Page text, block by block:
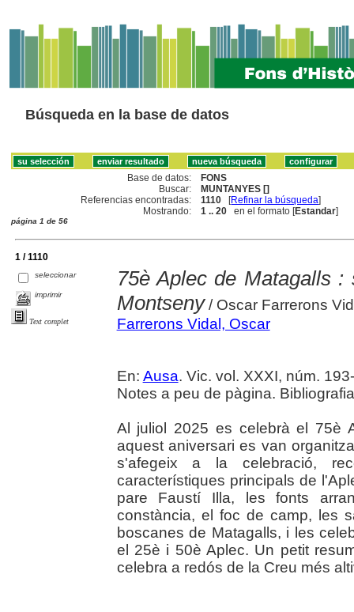
Búsqueda en la base de datos
Base de datos:
FONS
Buscar:
MUNTANYES []
Referencias encontradas:
1110 [Refinar la búsqueda]
Mostrando:
1 .. 20 en el formato [Estandar]
página 1 de 56
1 / 1110
seleccionar
imprimir
Text complet
75è Aplec de Matagalls
Montseny/ Oscar Farrerons
Farrerons Vidal, Oscar
En: Ausa. Vic. vol. XXXI, núm.
Notes a peu de pàgina.
Al juliol 2025 es celebrà el 75è
aquest aniversari es van
s'afegeix a la celebració,
característiques principals de
pare Faustí Illa, les fonts
constància, el foc de camp, les
boscanes de Matagalls, i les
el 25è i 50è Aplec. Un petit
celebra a redós de la Creu més